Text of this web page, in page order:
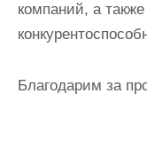
компаний, а
Благодарим за